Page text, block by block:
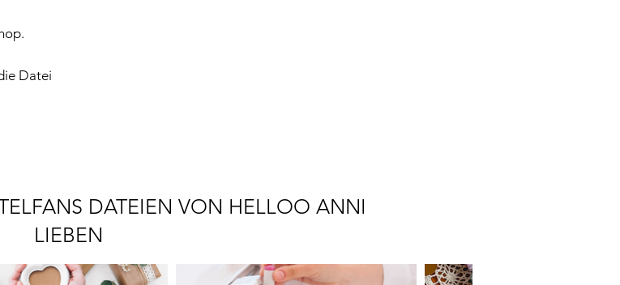
Datei
DATEIEN VON HELLOO ANNI
LIEBEN